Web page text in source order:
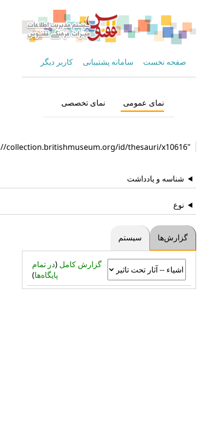
صفحه نخست سامانه پشتیبانی کاربر دیگر
نمای عمومی نمای تخصصی
شناسه و یادداشت
گزارش‌ها سیستم
گزارش کامل(در تمام
پایگاه‌ها)